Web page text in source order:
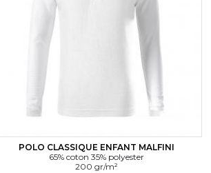
POLO CLASSIQUE ENFANT MALFINI
65% coton 35% polyester
200 gr/m²